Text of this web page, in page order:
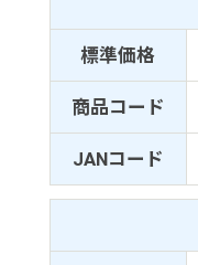
標準価格
商品コード
JANコード